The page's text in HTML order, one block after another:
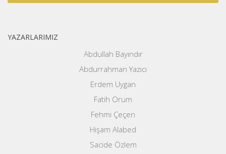
YAZARLARIMIZ
Abdullah Bayındır
Abdurrahman Yazıcı
Erdem Uygan
Fatih Orum
Fehmi Çeçen
Hişam Alabed
Sacide Özlem